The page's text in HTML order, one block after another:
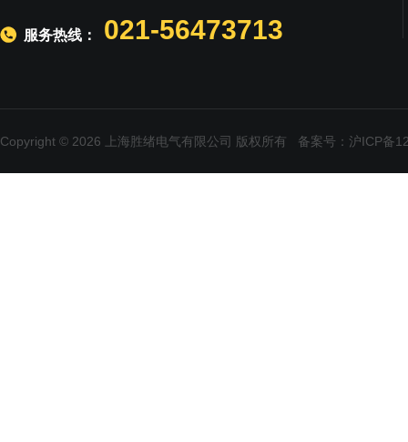
服务热线： 021-56473713
Copyright © 2026 上海胜绪电气有限公司 版权所有 备案号：沪ICP备